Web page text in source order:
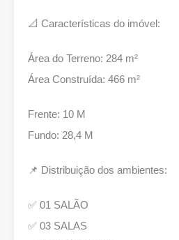
📐 Características do imóvel:
Área do Terreno: 284 m²
Área Construída: 466 m²
Frente: 10 M
Fundo: 28,4 M
📌 Distribuição dos ambientes:
✅ 01 SALÃO
✅ 03 SALAS